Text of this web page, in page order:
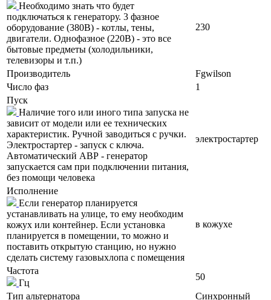
Необходимо знать что будет
подключаться к генератору. 3 фазное
оборудование (380В) - котлы, тены,
двигатели. Однофазное (220В) - это все
бытовые предметы (холодильники,
телевизоры и т.п.)
230
Производитель
Fgwilson
Число фаз
1
Пуск
Наличие того или иного типа запуска не
зависит от модели или ее технических
характеристик. Ручной заводиться с ручки.
Электростартер - запуск с ключа.
Автоматический АВР - генератор
запускается сам при подключении питания,
без помощи человека
электростартер
Исполнение
Если генератор планируется
устанавливать на улице, то ему необходим
кожух или контейнер. Если установка
планируется в помещении, то можно и
поставить открытую станцию, но нужно
сделать систему газовыхлопа с помещения
в кожухе
Частота
Гц
50
Тип альтернатора
Синхронный